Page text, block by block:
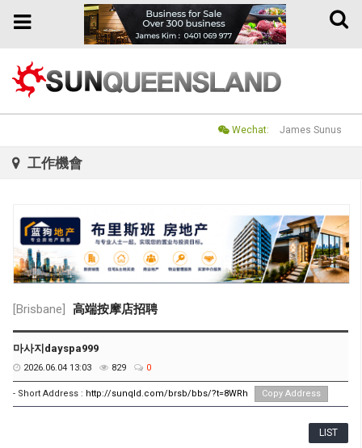
Toggle
Toggle
Wechat: James Sunus
工作機會
[Brisbane] 高端按摩店招聘
마사지dayspa999
2026.06.04 13:03 829 0
- Short Address : http://sunqld.com/brsb/bbs/?t=8WRh Copy Address
LIST